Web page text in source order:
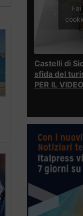
Castelli di
sfida del
PER IL VIDEO